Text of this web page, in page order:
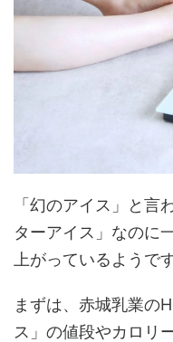
「幻のアイス」と言
ターアイス」なのに
上がっているようです
まずは、赤城乳業の
ス」の値段やカロリ